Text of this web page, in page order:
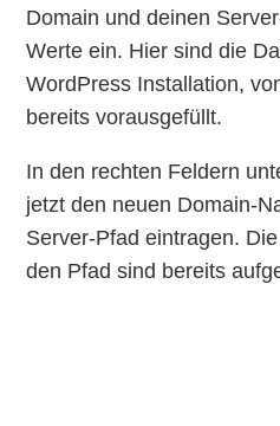
Domain und deinen
Werte ein. Hier sind die
WordPress Installation,
bereits vorausgefüllt.
In den rechten Feldern
jetzt den neuen Domain-
Server-Pfad eintragen.
den Pfad sind bereits